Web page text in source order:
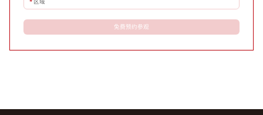
免费预约参观